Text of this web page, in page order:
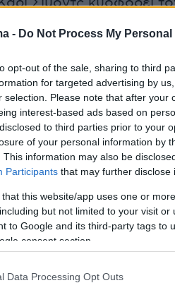
- Do Not Process My
opt-out of the sale, sharing to third
for targeted advertising by
selection. Please note that after your
interest-based ads based on
to third parties prior to your
of your personal information by
This information may also be
Participants that may further disclose
that this website/app uses one or
but not limited to your visit
to Google and its third-party tags to
consent section.
Data Processing Opt Outs
και αλλάζω "πολλές
στο μικρότερο γιο
με τηνΚάρι.
να έχω παιδιά στη
πρωθυπουργός ο
μια κόρη κατά τη